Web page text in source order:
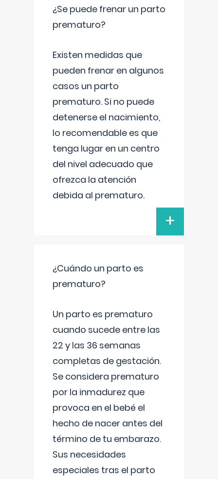
¿Se puede frenar un parto
prematuro?
Existen medidas que
pueden frenar en algunos
casos un parto
prematuro. Si no puede
detenerse el nacimiento,
lo recomendable es que
tenga lugar en un centro
del nivel adecuado que
ofrezca la atención
debida al prematuro.
+
¿Cuándo un parto es
prematuro?
Un parto es prematuro
cuando sucede entre las
22 y las 36 semanas
completas de gestación.
Se considera prematuro
por la inmadurez que
provoca en el bebé el
hecho de nacer antes del
término de tu embarazo.
Sus necesidades
especiales tras el parto